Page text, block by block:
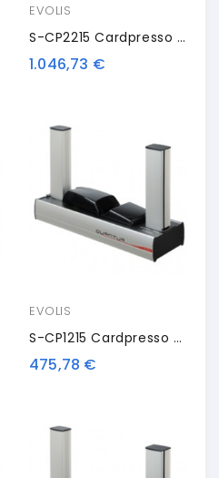
EVOLIS
S-CP2215 Cardpresso Upgrade License, XL - XXL
1.046,73 €
EVOLIS
S-CP1215 Cardpresso Upgrade License, XM - XL
475,78 €